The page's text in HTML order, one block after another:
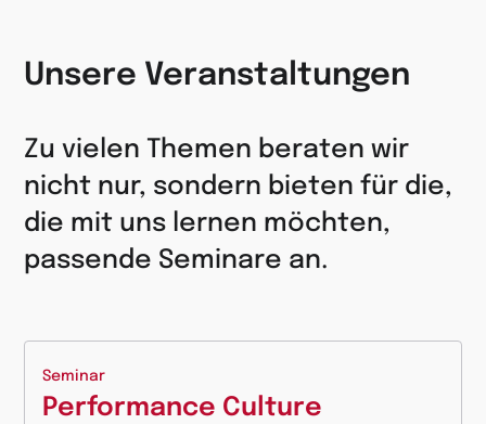
Unsere Veranstaltungen
Zu vielen Themen beraten wir
nicht nur, sondern bieten für die,
die mit uns lernen möchten,
passende Seminare an.
Seminar
Performance Culture